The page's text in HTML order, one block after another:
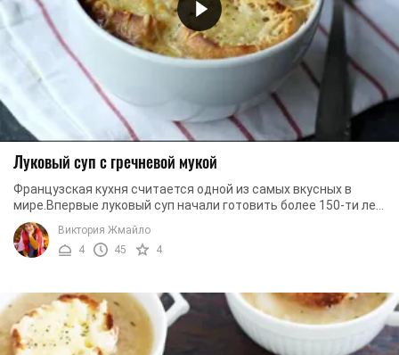
Луковый суп с гречневой мукой
Французская кухня считается одной из самых вкусных в
мире.Впервые луковый суп начали готовить более 150-ти лет
назад для обеда рабочих. Это простое, ...
Виктория Жмайло
4
45 4